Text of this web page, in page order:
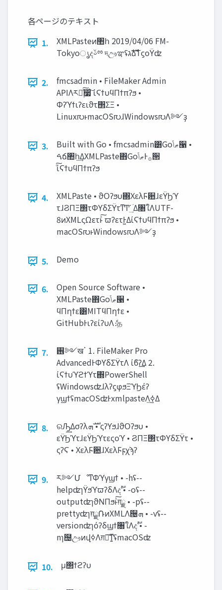
各ページのテキスト
1.
XMLPasteͷ঺հ 2019/04/06 FM-
Tokyoൃදࢿྉ দඌಞʢ‫ࣜג‬ձࣾΤϛοΫʣ
2.
fmcsadmin • FileMaker Admin
APIΛར༻࣮ͯ͠૷ͨ͠ ίϚϯυϥΠϯπʔϧ •
Φʔϓϯιʔειϑτ΢ΣΞ •
Linux൛ͱmacOS൛ɺWindows൛Λ༻ҙ
3.
Built with Go • fmcsadmin͸Go‫ޠݴ‬੡ •
ࠓճ঺հ͢ΔXMLPaste΋Go‫࡞Ͱޠݴ‬੒
ͨ͠ίϚϯυϥΠϯπʔϧ
4.
XMLPaste • ϑΟʔϧυ΍ΧελϜؔ਺ɺεΫϦϓ
τɺϨΠΞ΢τΦϒδΣΫτͳͲʹؔ ͢Δ৘ใΛUTF-
8ͷXMLςΩετͱͯ͠ ϖʔετͰ͖ΔίϚϯυϥΠϯπʔϧ •
macOS൛ͱWindows൛Λ༻ҙ
5. Demo
6.
Open Source Software •
XMLPaste΋Go‫ޠݴ‬੡ •
ϥΠηϯε͸MITϥΠηϯε •
GitHubͰιʔείʔυΛެ։த
7.
࢖༻खॱ 1. FileMaker Pro
AdvancedͰΦϒδΣΫτΛ ίϐʔ͢Δ 2.
ίϚϯυϓϩϯϓτ΍PowerShell
ʢWindowsʣɺλʔϛφϧΞϓϦέʔ
γϣϯʢmacOSʣͰxmlpasteΛ࣮ߦ͢Δ
8.
ରԠ͢Δσʔλ‫ࣜܗ‬ • ςʔϒϧɺϑΟʔϧυ •
εΫϦϓτɺεΫϦϓτεςοϓ • ϨΠΞ΢τΦϒδΣΫτ •
ςʔϚ • ΧελϜؔ਺ɺΧελϜϝχϡʔ
9.
ར༻ՄೳͳΦϓγϣϯ • -hʢ--
helpʣɿϔϧϓϖʔδΛදࣔ • -oʢ--
outputʣɿϑΝΠϧͱͯ͠ग़ྗ • -pʢ--
prettyʣɿग़ྗ݁ՌͷXMLΛ੔‫ܗ‬ • -vʢ--
versionʣɿόʔδϣϯ৘ใΛදࣔ • -
nɿ຤ඌͷվߦΛग़ྗ͠ͳ͍ʢmacOSʣ
10. μ΢ϯϩʔυ